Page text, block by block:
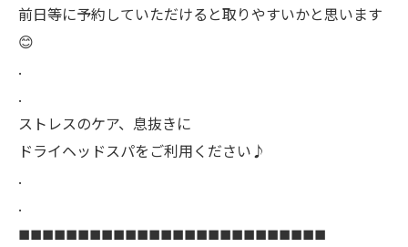
前日等に予約していただけると取りやすいかと思います
😊
.
.
ストレスのケア、息抜きに
ドライヘッドスパをご利用ください♪
.
.
◼︎◼︎◼︎◼︎◼︎◼︎◼︎◼︎◼︎◼︎◼︎◼︎◼︎◼︎◼︎◼︎◼︎◼︎◼︎◼︎◼︎◼︎◼︎◼︎◼︎◼︎